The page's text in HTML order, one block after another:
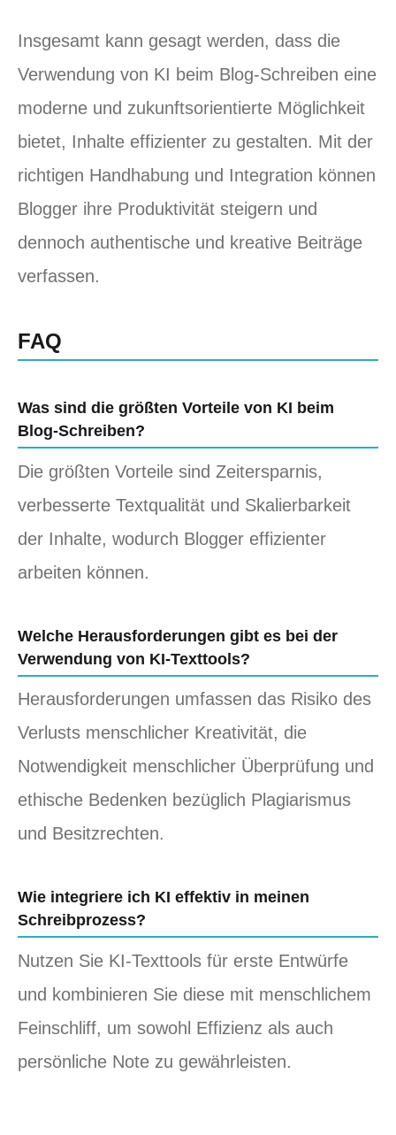
Insgesamt kann gesagt werden, dass die
Verwendung von KI beim Blog-Schreiben eine
moderne und zukunftsorientierte Möglichkeit
bietet, Inhalte effizienter zu gestalten. Mit der
richtigen Handhabung und Integration können
Blogger ihre Produktivität steigern und
dennoch authentische und kreative Beiträge
verfassen.
FAQ
Was sind die größten Vorteile von KI beim
Blog-Schreiben?
Die größten Vorteile sind Zeitersparnis,
verbesserte Textqualität und Skalierbarkeit
der Inhalte, wodurch Blogger effizienter
arbeiten können.
Welche Herausforderungen gibt es bei der
Verwendung von KI-Texttools?
Herausforderungen umfassen das Risiko des
Verlusts menschlicher Kreativität, die
Notwendigkeit menschlicher Überprüfung und
ethische Bedenken bezüglich Plagiarismus
und Besitzrechten.
Wie integriere ich KI effektiv in meinen
Schreibprozess?
Nutzen Sie KI-Texttools für erste Entwürfe
und kombinieren Sie diese mit menschlichem
Feinschliff, um sowohl Effizienz als auch
persönliche Note zu gewährleisten.